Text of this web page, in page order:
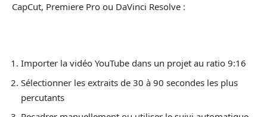
CapCut, Premiere Pro ou DaVinci Resolve :
Importer la vidéo YouTube dans un projet au ratio 9:16
Sélectionner les extraits de 30 à 90 secondes les plus
percutants